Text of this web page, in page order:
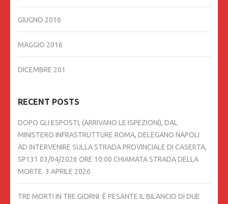
GIUGNO 2016
MAGGIO 2016
DICEMBRE 201
RECENT POSTS
DOPO GLI ESPOSTI, (ARRIVANO LE ISPEZIONI), DAL
MINISTERO INFRASTRUTTURE ROMA, DELEGANO NAPOLI
AD INTERVENIRE SULLA STRADA PROVINCIALE DI CASERTA,
SP131 03/04/2026 ORE 10:00 CHIAMATA STRADA DELLA
MORTE. 3 APRILE 2026
TRE MORTI IN TRE GIORNI. È PESANTE IL BILANCIO DI DUE